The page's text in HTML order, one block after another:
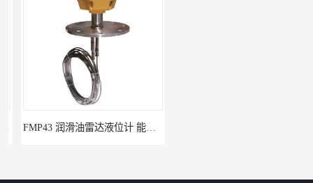
FMP43 润滑油雷达液位计 能够提供定制服务